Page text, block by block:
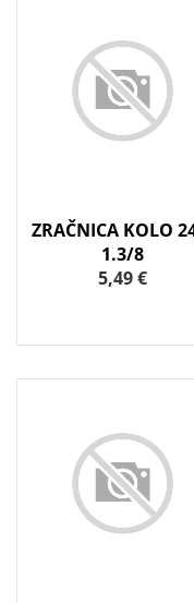
ZRAČNICA KOLO
1.3/8
5,49 €